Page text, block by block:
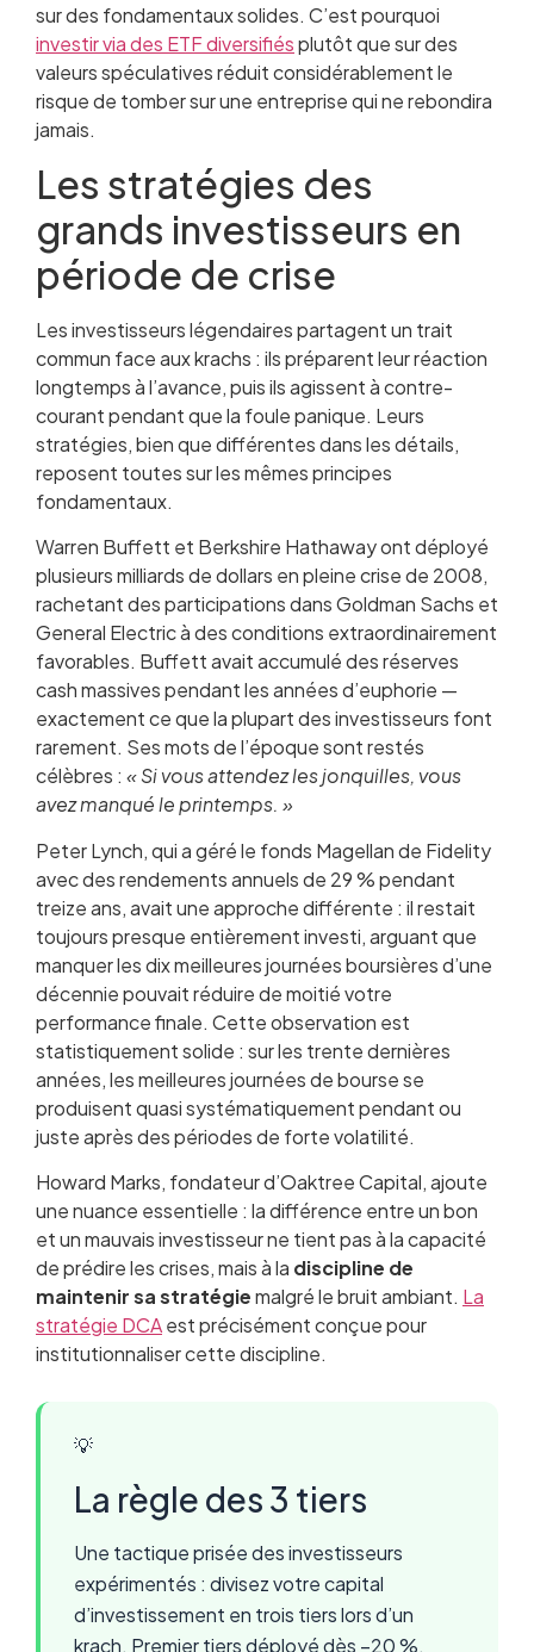
sur des fondamentaux solides. C’est pourquoi
investir via des ETF diversifiésplutôt que sur des
valeurs spéculatives réduit considérablement le
risque de tomber sur une entreprise qui ne rebondira
jamais.
Les stratégies des
grands investisseurs en
période de crise
Les investisseurs légendaires partagent un trait
commun face aux krachs : ils préparent leur réaction
longtemps à l’avance, puis ils agissent à contre-
courant pendant que la foule panique. Leurs
stratégies, bien que différentes dans les détails,
reposent toutes sur les mêmes principes
fondamentaux.
Warren Buffett et Berkshire Hathaway ont déployé
plusieurs milliards de dollars en pleine crise de 2008,
rachetant des participations dans Goldman Sachs et
General Electric à des conditions extraordinairement
favorables. Buffett avait accumulé des réserves
cash massives pendant les années d’euphorie —
exactement ce que la plupart des investisseurs font
rarement. Ses mots de l’époque sont restés
célèbres : « Si vous attendez les jonquilles, vous
avez manqué le printemps. »
Peter Lynch, qui a géré le fonds Magellan de Fidelity
avec des rendements annuels de 29 % pendant
treize ans, avait une approche différente : il restait
toujours presque entièrement investi, arguant que
manquer les dix meilleures journées boursières d’une
décennie pouvait réduire de moitié votre
performance finale. Cette observation est
statistiquement solide : sur les trente dernières
années, les meilleures journées de bourse se
produisent quasi systématiquement pendant ou
juste après des périodes de forte volatilité.
Howard Marks, fondateur d’Oaktree Capital, ajoute
une nuance essentielle : la différence entre un bon
et un mauvais investisseur ne tient pas à la capacité
de prédire les crises, mais à la discipline de
maintenir sa stratégiemalgré le bruit ambiant. La
stratégie DCAest précisément conçue pour
institutionnaliser cette discipline.
💡
La règle des 3 tiers
Une tactique prisée des investisseurs
expérimentés : divisez votre capital
d’investissement en trois tiers lors d’un
krach. Premier tiers déployé dès –20 %,